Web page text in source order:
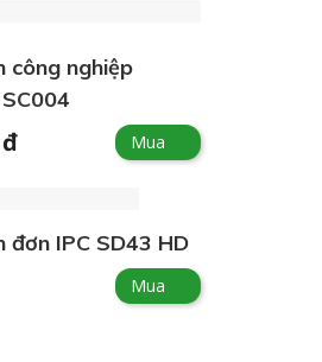
công nghiệp
Mua
đơn IPC SD43 HD
Mua